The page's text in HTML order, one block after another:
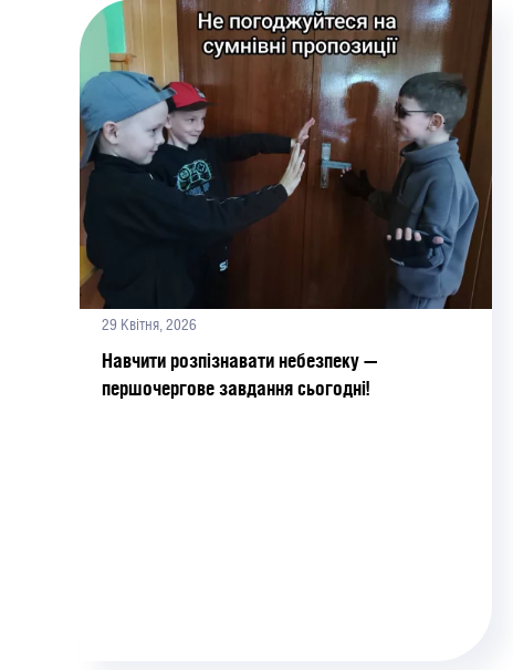
29 Квітня, 2026
Навчити розпізнавати небезпеку —
першочергове завдання сьогодні!